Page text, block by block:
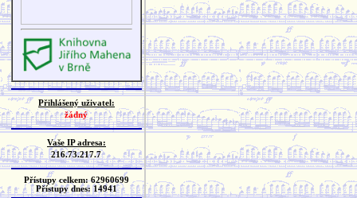
Přihlášený uživatel:
žádný
Vaše IP adresa:
216.73.217.7
Přístupy celkem: 62960699
Přístupy dnes: 14941